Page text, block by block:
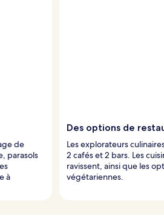
e
de
parasols
à
Des options de
Les explorateurs
2 cafés et 2 bars. Les
ravissent, ainsi que les
végétariennes.